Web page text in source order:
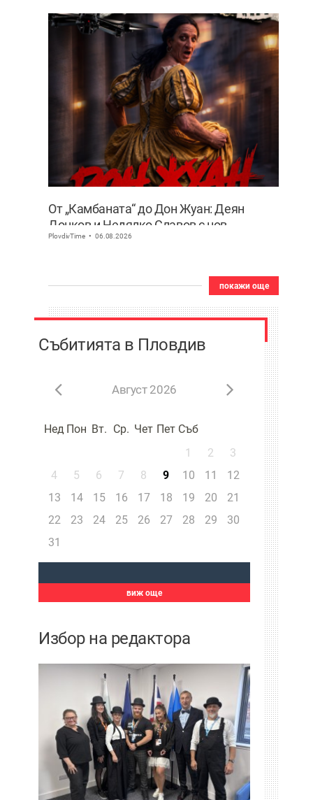
От „Камбаната“ до Дон Жуан: Деян
Донков и Недялко Славов с нов
съвместен проект в Пловдив
PlovdivTime 06.08.2026
покажи още
Събитията в Пловдив
Август 2026
Нед Пон Вт. Ср. Чет Пет Съб
1
2
3
4
5 6 7 8 9 10 11
12
13
14 15 16 17 18 19 20
21
22
23 24 25 26 27 28 29
30
31
виж още
Избор на редактора